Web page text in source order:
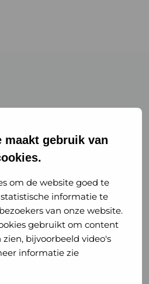
maakt gebruik van
om de website goed te
informatie te
van onze website.
gebruikt om content
bijvoorbeeld video's
informatie zie
media